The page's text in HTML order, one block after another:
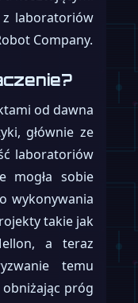
z laboratoriów
Company.
od dawna
głównie ze
laboratoriów
mogła sobie
wykonywania
takie jak
a teraz
temu
próg